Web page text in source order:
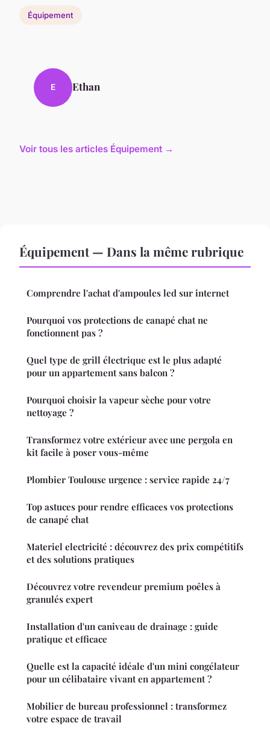
Équipement
E Ethan
Voir tous les articles Équipement →
Équipement — Dans la même rubrique
Comprendre l'achat d'ampoules led sur internet
Pourquoi vos protections de canapé chat ne
fonctionnent pas ?
Quel type de grill électrique est le plus adapté
pour un appartement sans balcon ?
Pourquoi choisir la vapeur sèche pour votre
nettoyage ?
Transformez votre extérieur avec une pergola en
kit facile à poser vous-même
Plombier Toulouse urgence : service rapide 24/7
Top astuces pour rendre efficaces vos protections
de canapé chat
Materiel electricité : découvrez des prix compétitifs
et des solutions pratiques
Découvrez votre revendeur premium poêles à
granulés expert
Installation d'un caniveau de drainage : guide
pratique et efficace
Quelle est la capacité idéale d'un mini congélateur
pour un célibataire vivant en appartement ?
Mobilier de bureau professionnel : transformez
votre espace de travail